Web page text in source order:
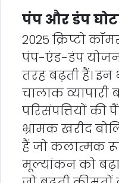
पंप और डंप
2025 क्रिप्टो
पंप-एंड-डंप
तरह बढ़ती हैं। इन
चालाक व्यापारी
परिसंपत्तियों की
भ्रामक खरीद
हैं जो कलात्मक
मूल्यांकन को